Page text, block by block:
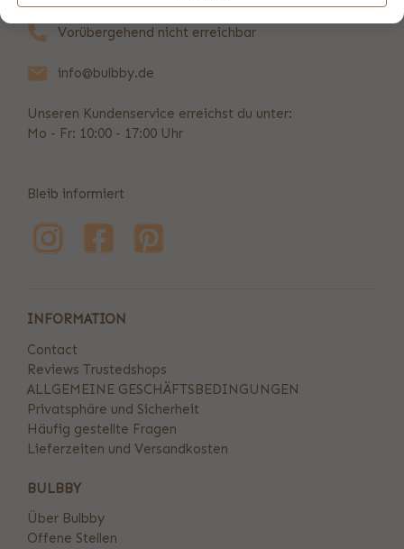
Vorübergehend nicht erreichbar
info@bulbby.de
Unseren Kundenservice erreichst du unter:
Mo - Fr: 10:00 - 17:00 Uhr
Bleib informiert
INFORMATION
Contact
Reviews Trustedshops
ALLGEMEINE GESCHÄFTSBEDINGUNGEN
Privatsphäre und Sicherheit
Häufig gestellte Fragen
Lieferzeiten und Versandkosten
BULBBY
Über Bulbby
Offene Stellen